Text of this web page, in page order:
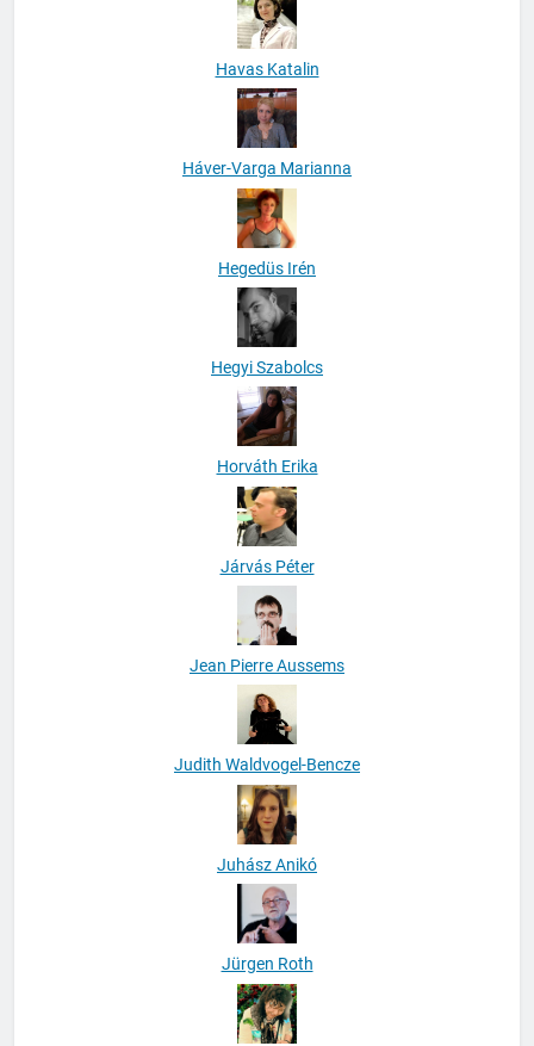
Havas Katalin
Háver-Varga Marianna
Hegedüs Irén
Hegyi Szabolcs
Horváth Erika
Járvás Péter
Jean Pierre Aussems
Judith Waldvogel-Bencze
Juhász Anikó
Jürgen Roth